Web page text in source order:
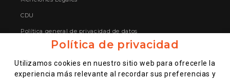
CDU
Política general de privacidad de datos
Gestione sus datos personales
Bases legales sorteo encuesta satisfacción
Shikku Market – Alcobendas
Política de privacidad
Utilizamos cookies en nuestro sitio web para ofrecerle la
experiencia más relevante al recordar sus preferencias y